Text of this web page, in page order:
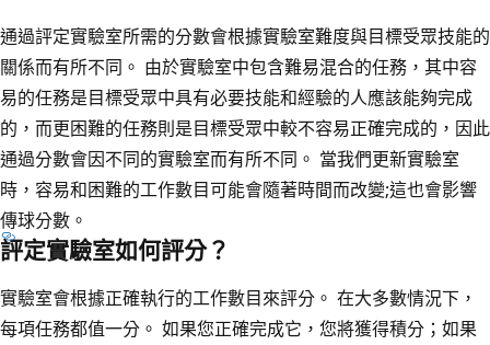
通過評定實驗室所需的分數會根據實驗室難度與目標受眾技能的
關係而有所不同。 由於實驗室中包含難易混合的任務，其中容
易的任務是目標受眾中具有必要技能和經驗的人應該能夠完成
的，而更困難的任務則是目標受眾中較不容易正確完成的，因此
通過分數會因不同的實驗室而有所不同。 當我們更新實驗室
時，容易和困難的工作數目可能會隨著時間而改變;這也會影響
傳球分數。
評定實驗室如何評分？
實驗室會根據正確執行的工作數目來評分。 在大多數情況下，
每項任務都值一分。 如果您正確完成它，您將獲得積分；如果